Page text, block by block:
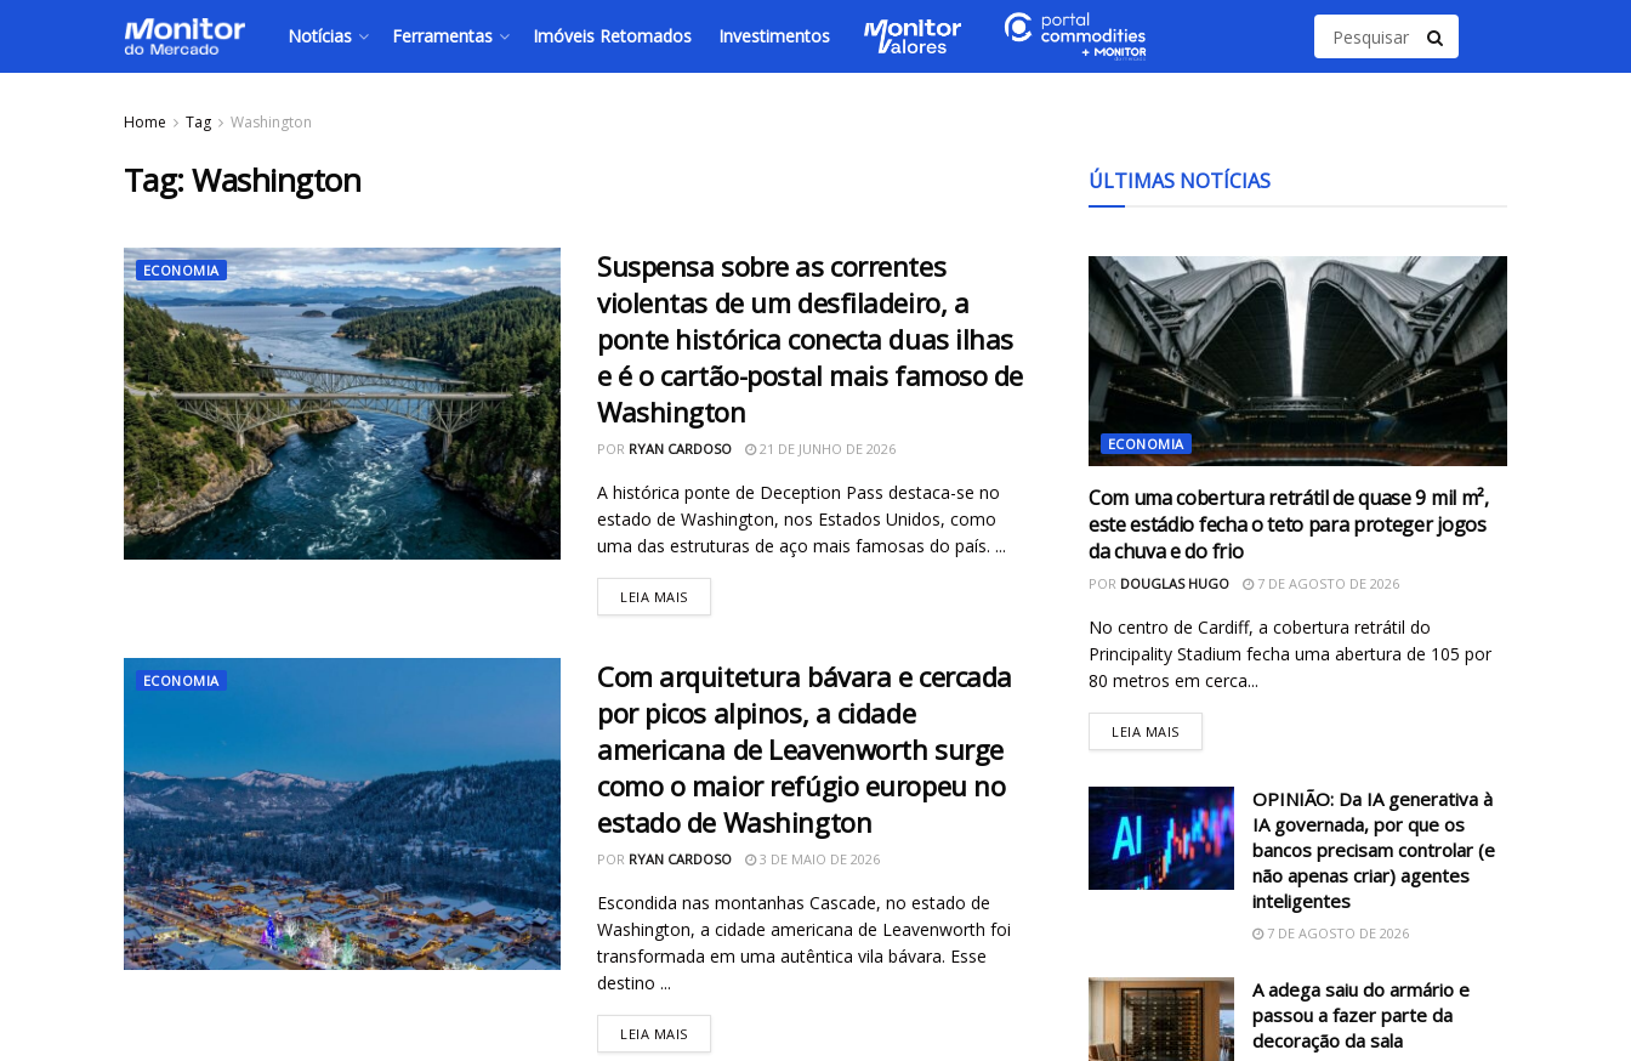
Notícias Ferramentas Imóveis Retomados Investimentos
Home Tag Washington
Tag:Washington
ECONOMIA
Suspensa sobre as correntes
violentas de um desfiladeiro, a
ponte histórica conecta duas ilhas
e é o cartão-postal mais famoso de
Washington
POR RYAN CARDOSO 21 DE JUNHO DE 2026
A histórica ponte de Deception Pass destaca-se no
estado de Washington, nos Estados Unidos, como
uma das estruturas de aço mais famosas do país. ...
LEIA MAIS
ECONOMIA
Com arquitetura bávara e cercada
por picos alpinos, a cidade
americana de Leavenworth surge
como o maior refúgio europeu no
estado de Washington
POR RYAN CARDOSO 3 DE MAIO DE 2026
Escondida nas montanhas Cascade, no estado de
Washington, a cidade americana de Leavenworth foi
transformada em uma autêntica vila bávara. Esse
destino ...
LEIA MAIS
ÚLTIMAS NOTÍCIAS
ECONOMIA
Com uma cobertura retrátil de quase 9 mil m²,
este estádio fecha o teto para proteger jogos
da chuva e do frio
POR DOUGLAS HUGO 7 DE AGOSTO DE 2026
No centro de Cardiff, a cobertura retrátil do
Principality Stadium fecha uma abertura de 105 por
80 metros em cerca...
LEIA MAIS
OPINIÃO: Da IA generativa à
IA governada, por que os
bancos precisam controlar (e
não apenas criar) agentes
inteligentes
7 DE AGOSTO DE 2026
A adega saiu do armário e
passou a fazer parte da
decoração da sala